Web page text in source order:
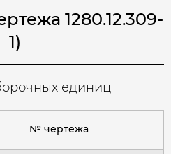
1280.12.309-
1)
единиц
№ чертежа